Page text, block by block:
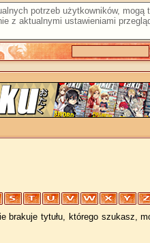
potrzeb użytkowników, mogą
z aktualnymi ustawieniami
brakuje tytułu, którego szukasz,